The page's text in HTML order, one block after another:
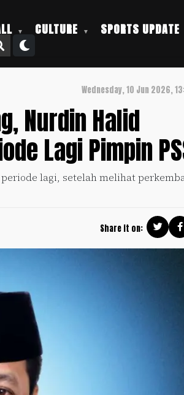
CULTURE SPORTS UPDATE
Wednesday, 10 Jun 2026,
Nurdin Halid
Lagi Pimpin
lagi, setelah melihat
Share it on: